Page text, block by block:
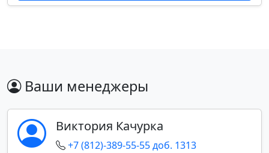
Ваши менеджеры
Виктория Качурка
+7 (812)-389-55-55 доб. 1313